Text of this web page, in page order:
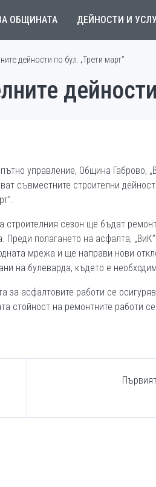
ОБЩИНАТА ДЕЙНОСТИ И
дейности по бул. „Трети март”
управление, Община Габрово,
съвместните строителни
строителния сезон ще бъдат
Преди полагането на асфалта,
мрежа и ще направи нови
на булеварда, където е
за асфалтовите работи се
стойност на ремонтните работи